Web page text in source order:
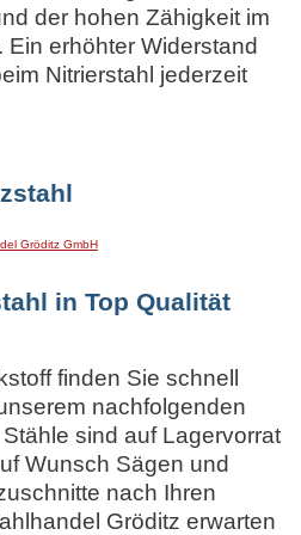
der hohen Zähigkeit im
erhöhter Widerstand
Nitrierstahl jederzeit
in Top Qualität
finden Sie schnell
nachfolgenden
sind auf Lagervorrat
Wunsch Sägen und
nach Ihren
Gröditz erwarten